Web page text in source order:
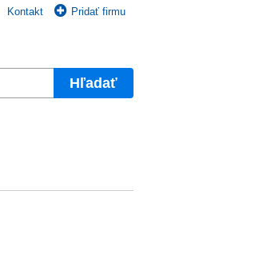
Kontakt Pridať firmu
Hľadať